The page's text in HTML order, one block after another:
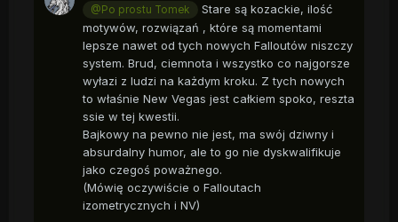
@Po prostu Tomek
Stare są kozackie, ilość
motywów, rozwiązań , które są momentami
lepsze nawet od tych nowych Falloutów niszczy
system. Brud, ciemnota i wszystko co najgorsze
wyłazi z ludzi na każdym kroku. Z tych nowych
to właśnie New Vegas jest całkiem spoko, reszta
ssie w tej kwestii.
Bajkowy na pewno nie jest, ma swój dziwny i
absurdalny humor, ale to go nie dyskwalifikuje
jako czegoś poważnego.
(Mówię oczywiście o Falloutach
izometrycznych i NV)